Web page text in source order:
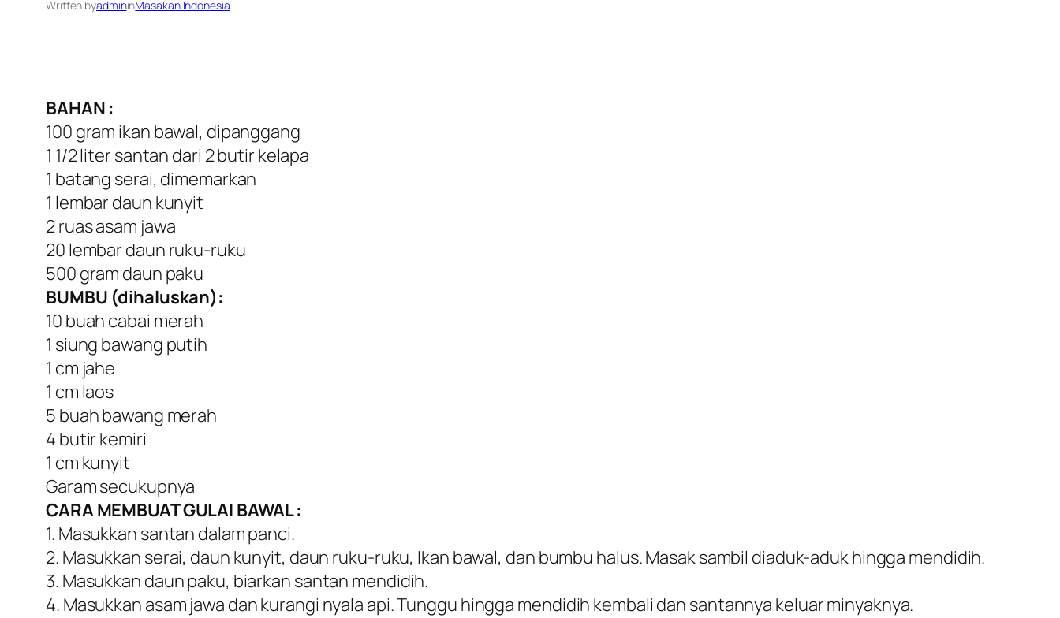
Written byadmininMasakan Indonesia
BAHAN :
100 gram ikan bawal, dipanggang
1 1/2 liter santan dari 2 butir kelapa
1 batang serai, dimemarkan
1 lembar daun kunyit
2 ruas asam jawa
20 lembar daun ruku-ruku
500 gram daun paku
BUMBU (dihaluskan):
10 buah cabai merah
1 siung bawang putih
1 cm jahe
1 cm laos
5 buah bawang merah
4 butir kemiri
1 cm kunyit
Garam secukupnya
CARA MEMBUAT GULAI BAWAL :
1. Masukkan santan dalam panci.
2. Masukkan serai, daun kunyit, daun ruku-ruku, Ikan bawal, dan bumbu halus. Masak sambil diaduk-aduk hingga mendidih.
3. Masukkan daun paku, biarkan santan mendidih.
4. Masukkan asam jawa dan kurangi nyala api. Tunggu hingga mendidih kembali dan santannya keluar minyaknya.